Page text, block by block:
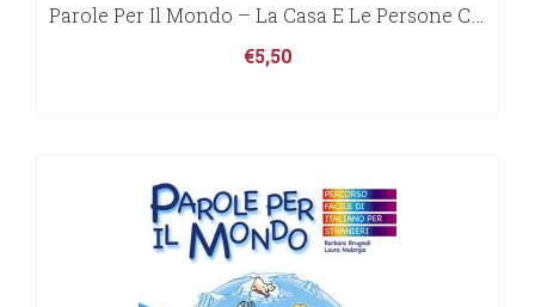
Parole Per Il Mondo – La Casa E Le Persone Che Ci Abitano
€5,50